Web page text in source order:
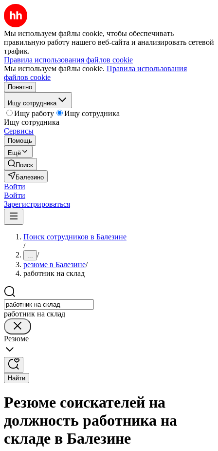
Мы используем файлы cookie, чтобы обеспечивать
правильную работу нашего веб-сайта и анализировать сетевой
трафик.
Правила использования файлов cookie
Мы используем файлы cookie. Правила использования
файлов cookie
Понятно
Ищу сотрудника
Ищу работу
Ищу сотрудника
Ищу сотрудника
Сервисы
Помощь
Ещё
Поиск
Балезино
Войти
Войти
Зарегистрироваться
Поиск сотрудников в Балезине
/
... /
резюме в Балезине/
работник на склад
работник на склад
Резюме
Найти
Резюме соискателей на
должность работника на
складе в Балезине